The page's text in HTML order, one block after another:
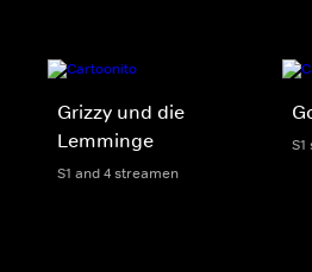
Grizzy und die
Lemminge
S1 and 4 streamen